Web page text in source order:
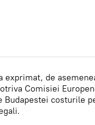
exprimat, de
Comisiei
Budapestei costurile